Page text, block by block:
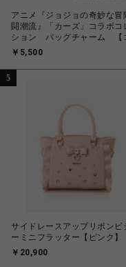
アニメ『ジョジョの奇妙な冒
闘潮流』「カーズ」コラボコ
ション バッグチャーム 【
ルド】
￥5,500
5
サイドレースアップリボンビ
ーミニフラッター【ピンク】
￥20,900